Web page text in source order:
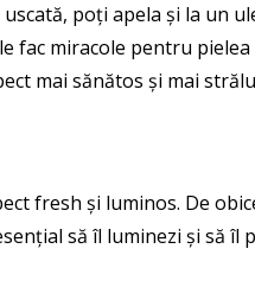
poți apela și la un
fac miracole pentru
mai sănătos și mai
fresh și luminos. De
să îl luminezi și să îl